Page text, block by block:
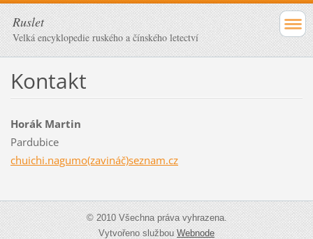
Ruslet
Velká encyklopedie ruského a čínského letectví
Kontakt
Horák Martin
Pardubice
chuichi.nagumo(zavináč)seznam.cz
© 2010 Všechna práva vyhrazena.
Vytvořeno službouWebnode